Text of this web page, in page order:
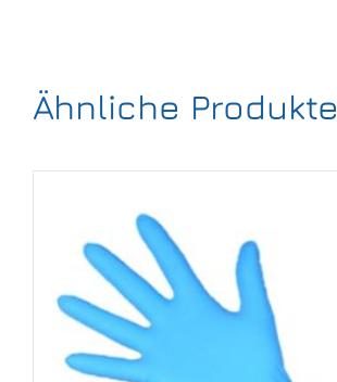
Ähnliche Produkte